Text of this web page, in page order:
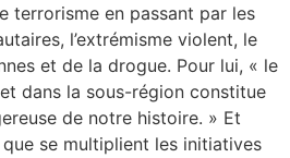
terrorisme en passant par les
l’extrémisme violent, le
et de la drogue. Pour lui, « le
dans la sous-région constitue
de notre histoire. » Et
se multiplient les initiatives